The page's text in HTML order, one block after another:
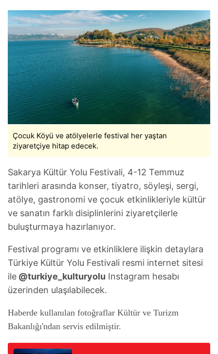
Çocuk Köyü ve atölyelerle festival her yaştan
ziyaretçiye hitap edecek.
Sakarya Kültür Yolu Festivali, 4-12 Temmuz
tarihleri arasında konser, tiyatro, söyleşi, sergi,
atölye, gastronomi ve çocuk etkinlikleriyle kültür
ve sanatın farklı disiplinlerini ziyaretçilerle
buluşturmaya hazırlanıyor.
Festival programı ve etkinliklere ilişkin detaylara
Türkiye Kültür Yolu Festivali resmi internet sitesi
ile @turkiye_kulturyolu Instagram hesabı
üzerinden ulaşılabilecek.
Haberde kullanılan fotoğraflar Kültür ve Turizm
Bakanlığı'ndan servis edilmiştir.